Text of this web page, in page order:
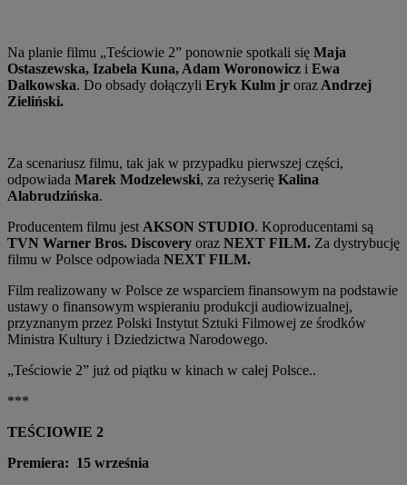
Na planie filmu „Teściowie 2” ponownie spotkali się Maja
Ostaszewska, Izabela Kuna, Adam Woronowicz i Ewa
Dałkowska. Do obsady dołączyli Eryk Kulm jr oraz Andrzej
Zieliński.
Za scenariusz filmu, tak jak w przypadku pierwszej części,
odpowiada Marek Modzelewski, za reżyserię Kalina
Alabrudzińska.
Producentem filmu jest AKSON STUDIO. Koproducentami są
TVN Warner Bros. Discovery oraz NEXT FILM. Za dystrybucję
filmu w Polsce odpowiada NEXT FILM.
Film realizowany w Polsce ze wsparciem finansowym na podstawie
ustawy o finansowym wspieraniu produkcji audiowizualnej,
przyznanym przez Polski Instytut Sztuki Filmowej ze środków
Ministra Kultury i Dziedzictwa Narodowego.
„Teściowie 2” już od piątku w kinach w całej Polsce..
***
TEŚCIOWIE 2
Premiera: 15 września